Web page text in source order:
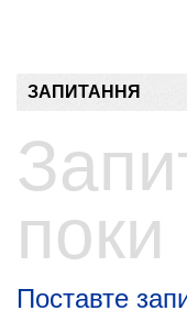
ЗАПИТАННЯ
Поставте